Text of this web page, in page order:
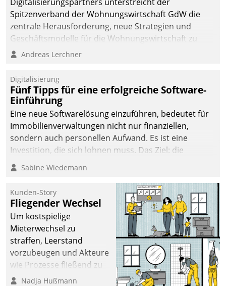
Spitzenverband der Wohnungswirtschaft GdW die
zentrale Herausforderung, neue Strategien und
Geschäftsmodelle für die Wohnungswirtschaft zu
entwickeln.
Andreas Lerchner
Digitalisierung
Fünf Tipps für eine erfolgreiche Software-
Einführung
Eine neue Softwarelösung einzuführen, bedeutet für
Immobilienverwaltungen nicht nur finanziellen,
sondern auch personellen Aufwand. Es ist eine
Investition, die sich lohnen muss. Das Ziel: die
nachhaltige Optimierung der Geschäftsabläufe. Damit
dieses Ziel erreicht wird, sollten einige Grundregeln
Sabine Wiedemann
Kunden-Story
Fliegender Wechsel
Um kostspielige
Mieterwechsel zu
straffen, Leerstand
vorzubeugen und Akteure
wie Prozesse fließend zu
vernetzen, nutzt die
Nadja Hußmann